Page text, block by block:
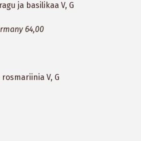
ja basilikaa V, G
64,00
V, G